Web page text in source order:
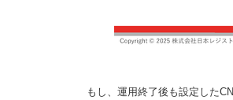
もし、運用終了後も設定した